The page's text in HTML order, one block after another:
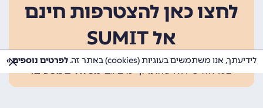
לחצו כאן להצטרפות חינם
אל SUMIT
ההצטרפות אינה כרוכה בתשלום, ומאפשרת 10 פעולות
בכל חודש ללא עלות. קיימים גםמסלולים נוספים.
לידיעתך, אנו משתמשים בעוגיות (cookies) באתר זה. לפרטים נוספים »